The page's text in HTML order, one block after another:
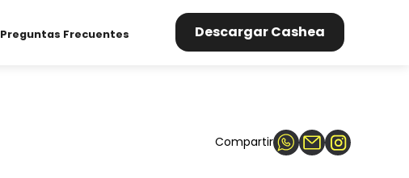
Preguntas Frecuentes Descargar Cashea
Compartir